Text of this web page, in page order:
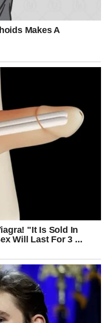
bliskosti. Moguće je i da
„ispod tepiha“, ali sada
dolazi i poruka iz
da li je to karmička
dobiti priliku kroz
što je bilo „možda“ –
sreću, sreća je